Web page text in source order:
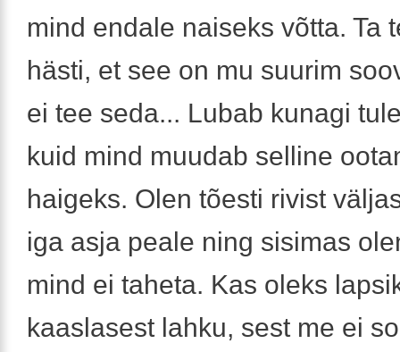
mind endale naiseks võtta. Ta
hästi, et see on mu suurim
ei tee seda... Lubab kunagi
kuid mind muudab selline
haigeks. Olen tõesti rivist
iga asja peale ning sisimas
mind ei taheta. Kas oleks
kaaslasest lahku, sest me ei